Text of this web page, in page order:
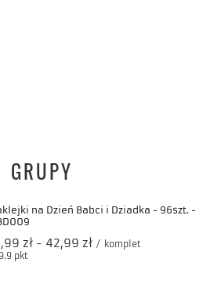
GRUPY